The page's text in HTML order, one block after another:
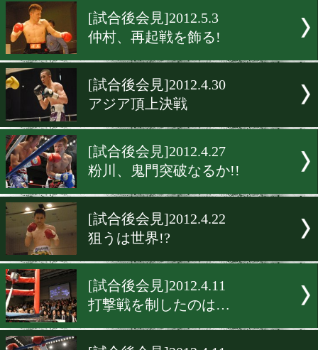
[試合後会見]2012.5.6
最高峰を制したのは…
[試合後会見]2012.5.3
仲村、再起戦を飾る!
アジア頂上決戦
[試合後会見]2012.4.27
粉川、鬼門突破なるか!!